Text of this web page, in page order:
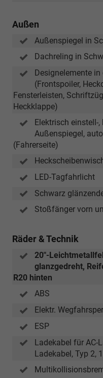
Außen
Außenspiegel in
Dachreling in
Designelemente
(Frontspoiler,
Fensterleisten,
Heckklappe)
Elektrisch einstell-
Außenspiegel,
(Fahrerseite)
LED-Tagfahrlicht
Schwarz
Stoßfänger vorn
Räder & Technik
20"-
glanzgedreht,
R20 hinten
ABS
Elektr.
ESP
Ladekabel für AC-
Ladekabel, Typ 2,